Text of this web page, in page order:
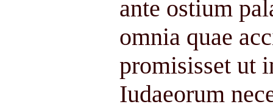
ante ostium
omnia quae
promisisset ut
Iudaeorum